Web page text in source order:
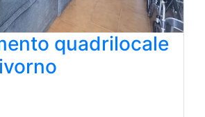
quadrilocale